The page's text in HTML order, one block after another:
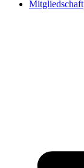
Mitgliedschaft